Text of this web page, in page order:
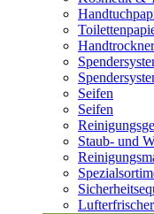
Handtrockner
Seifen
Seifen
Staub- und
Lufterfrischer